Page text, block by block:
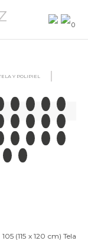
Y POLIPIEL
(115 x 120 cm) Tela
0